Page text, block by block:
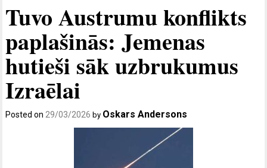
Tuvo Austrumu konflikts
paplašinās: Jemenas
hutieši sāk uzbrukumus
Izraēlai
Posted on29/03/2026 by Oskars Andersons